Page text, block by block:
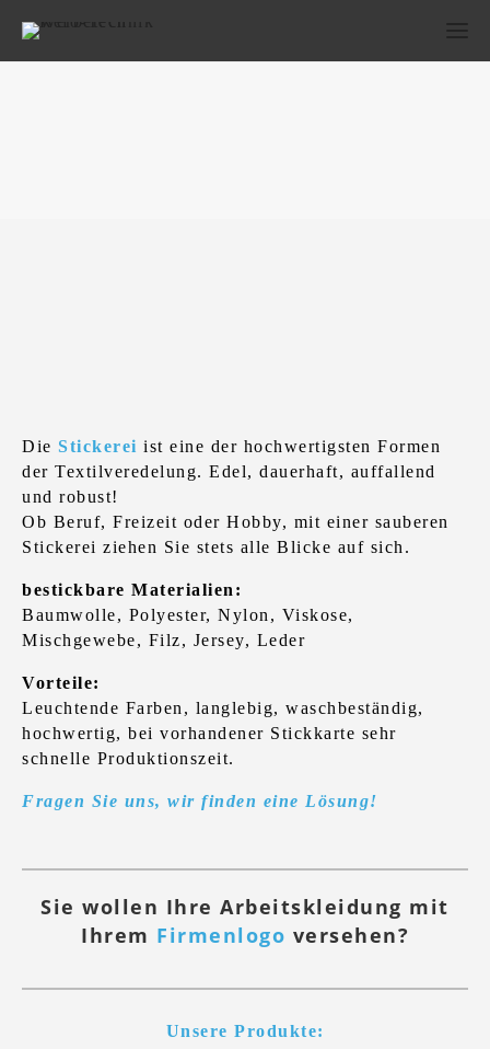
Die Stickerei ist eine der hochwertigsten Formen
der Textilveredelung. Edel, dauerhaft, auffallend
und robust!
Ob Beruf, Freizeit oder Hobby, mit einer sauberen
Stickerei ziehen Sie stets alle Blicke auf sich.
bestickbare Materialien:
Baumwolle, Polyester, Nylon, Viskose,
Mischgewebe, Filz, Jersey, Leder
Vorteile:
Leuchtende Farben, langlebig, waschbeständig,
hochwertig, bei vorhandener Stickkarte sehr
schnelle Produktionszeit.
Fragen Sie uns, wir finden eine Lösung!
Sie wollen Ihre Arbeitskleidung mit
Ihrem Firmenlogo versehen?
Unsere Produkte: